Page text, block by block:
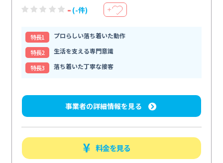
- (-件) ＋
特⻑1
プロらしい落ち着いた動作
特⻑2
生活を支える専門意識
特⻑3
落ち着いた丁寧な接客
事業者の詳細情報を見る
料金を見る